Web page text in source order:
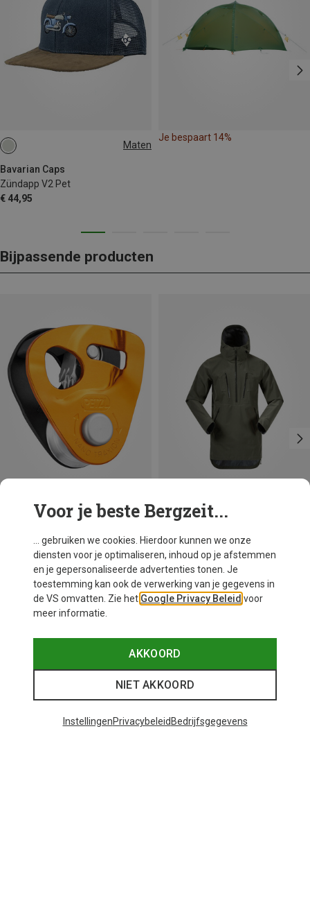
Maten
Bavarian Caps
Zündapp V2 Pet
€ 44,95
ONE SIZE
Je bespaart 14%
Bijpassende producten
Nano Traxion katrol
Je bespaart 39%
Voor je beste Bergzeit...
... gebruiken we cookies. Hierdoor kunnen we onze
diensten voor je optimaliseren, inhoud op je afstemmen
en je gepersonaliseerde advertenties tonen. Je
toestemming kan ook de verwerking van je gegevens in
de VS omvatten. Zie het Google Privacy Beleid voor
meer informatie.
AKKOORD
NIET AKKOORD
InstellingenPrivacybeleid Bedrijfsgegevens